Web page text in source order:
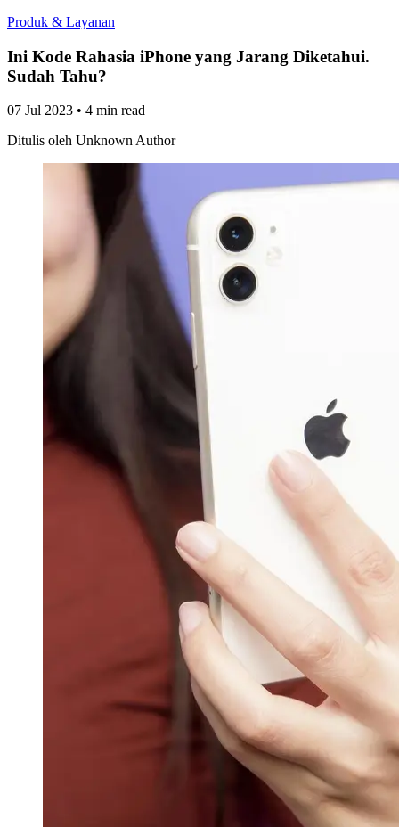
Produk & Layanan
Ini Kode Rahasia iPhone yang Jarang Diketahui.
Sudah Tahu?
07 Jul 2023 • 4 min read
Ditulis oleh Unknown Author